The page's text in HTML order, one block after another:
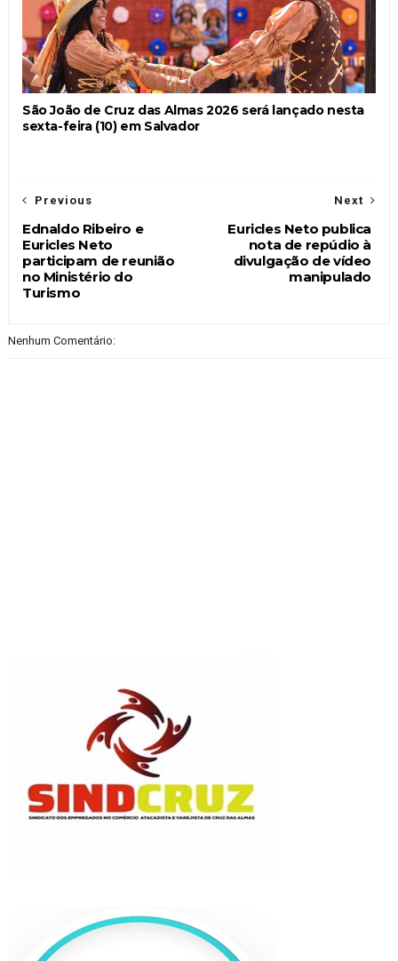
São João de Cruz das Almas 2026 será lançado nesta
sexta-feira (10) em Salvador
Next
Euricles Neto publica
nota de repúdio à
divulgação de vídeo
manipulado
Previous
Ednaldo Ribeiro e
Euricles Neto
participam de reunião
no Ministério do
Turismo
Nenhum Comentário: